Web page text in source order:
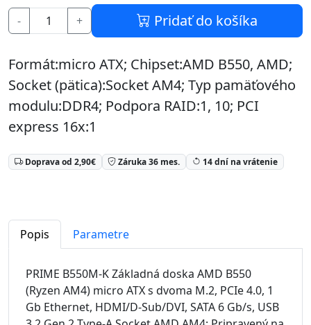
- + Pridať do košíka
Formát:micro ATX; Chipset:AMD B550, AMD;
Socket (pätica):Socket AM4; Typ pamäťového
modulu:DDR4; Podpora RAID:1, 10; PCI
express 16x:1
Doprava od 2,90€ Záruka 36 mes. 14 dní na vrátenie
Popis Parametre
PRIME B550M-K Základná doska AMD B550
(Ryzen AM4) micro ATX s dvoma M.2, PCIe 4.0, 1
Gb Ethernet, HDMI/D-Sub/DVI, SATA 6 Gb/s, USB